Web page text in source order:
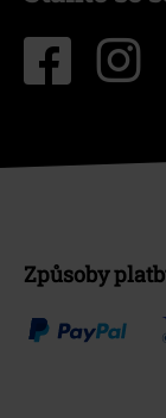
Způsoby